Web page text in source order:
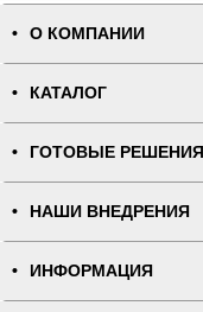
О КОМПАНИИ
КАТАЛОГ
ГОТОВЫЕ РЕШЕНИЯ
НАШИ ВНЕДРЕНИЯ
ИНФОРМАЦИЯ